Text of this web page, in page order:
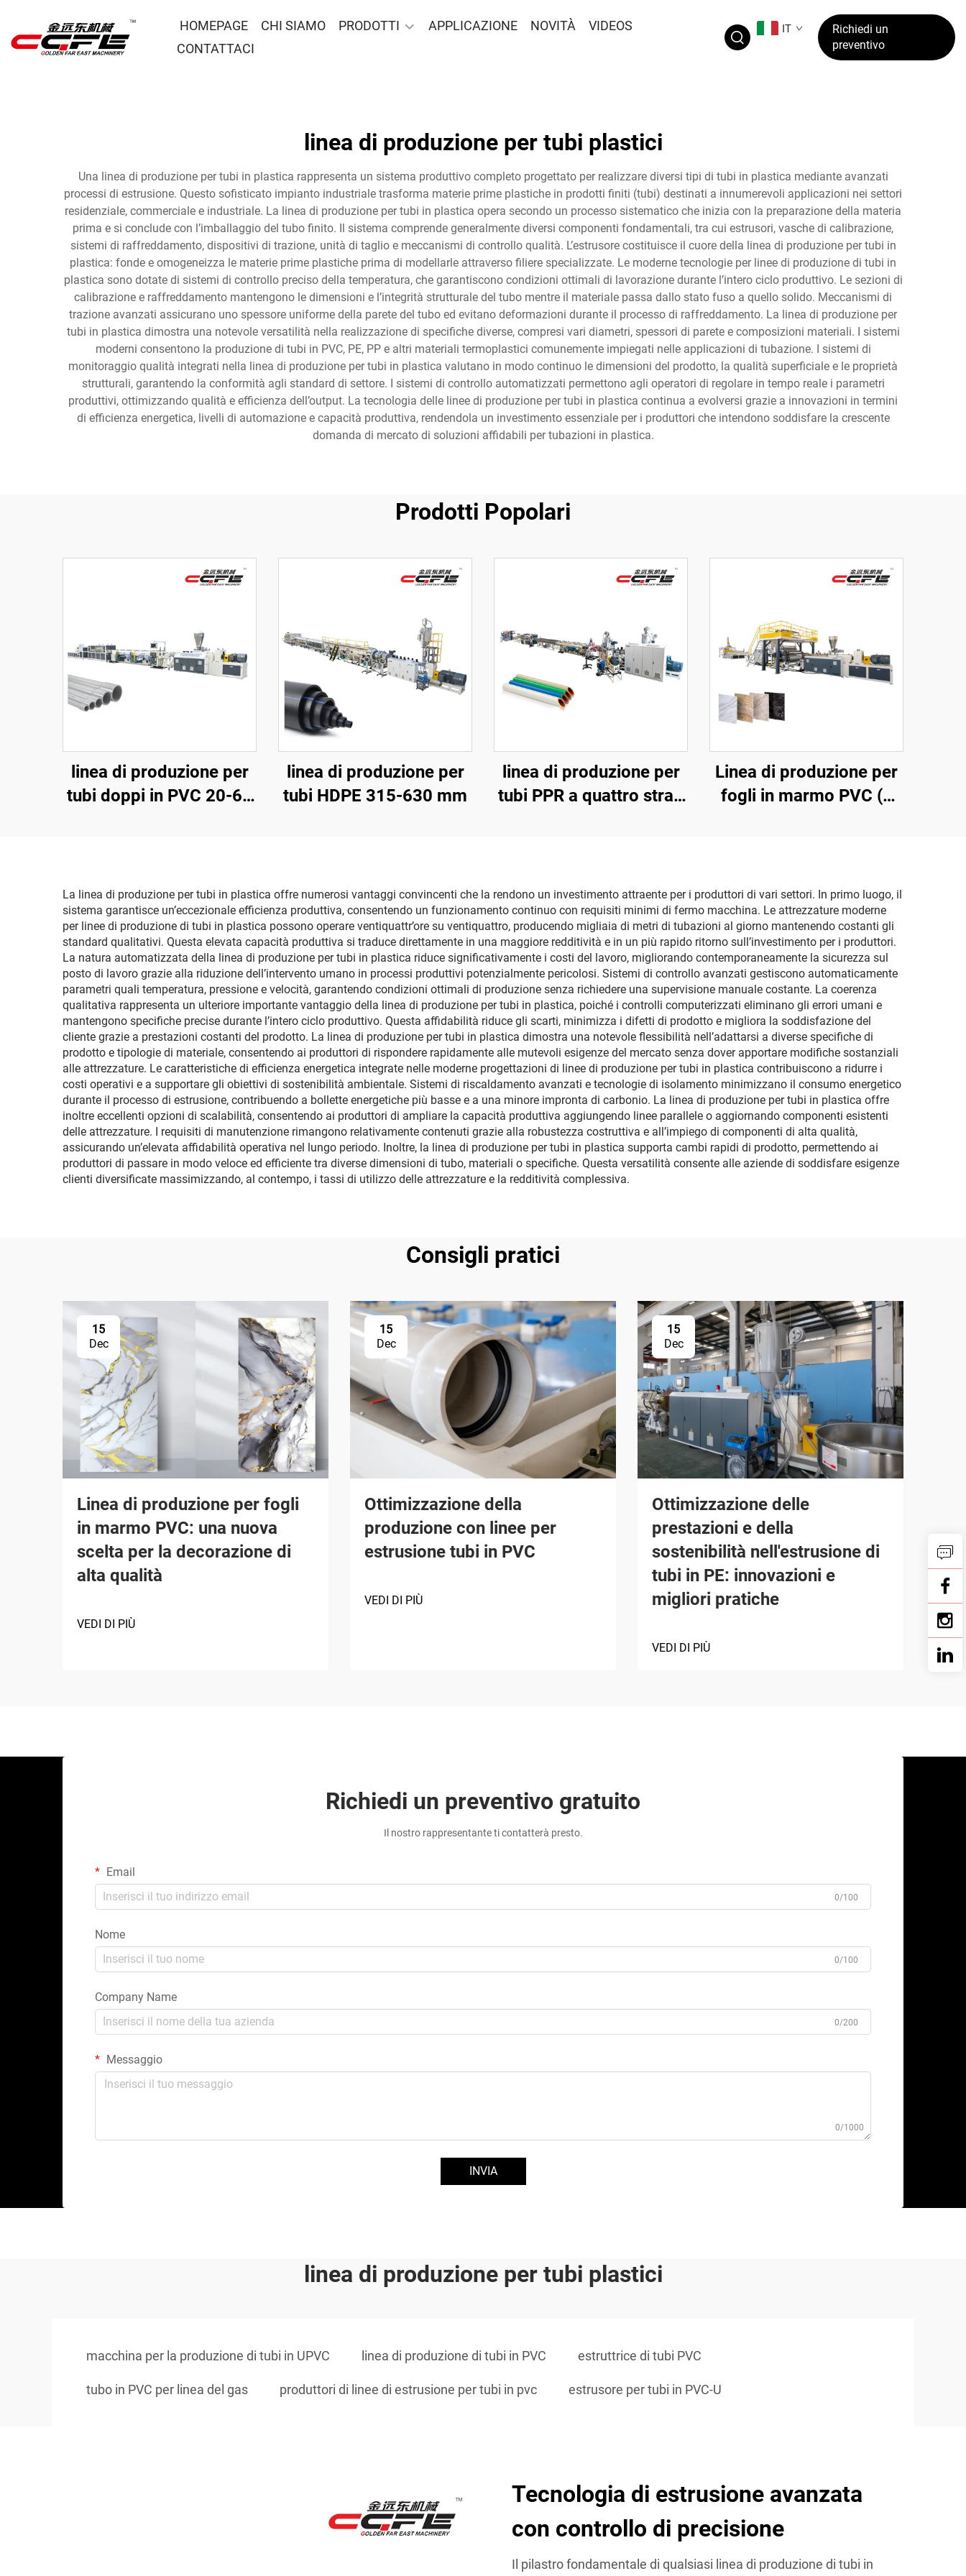
HOMEPAGE CHI SIAMO PRODOTTI APPLICAZIONE NOVITÀ
VIDEOS
CONTATTACI
IT
Richiedi un
preventivo
linea di produzione per tubi plastici
Una linea di produzione per tubi in plastica rappresenta un sistema produttivo completo progettato per realizzare diversi tipi di tubi in plastica mediante avanzati
processi di estrusione. Questo sofisticato impianto industriale trasforma materie prime plastiche in prodotti finiti (tubi) destinati a innumerevoli applicazioni nei settori
residenziale, commerciale e industriale. La linea di produzione per tubi in plastica opera secondo un processo sistematico che inizia con la preparazione della materia
prima e si conclude con l’imballaggio del tubo finito. Il sistema comprende generalmente diversi componenti fondamentali, tra cui estrusori, vasche di calibrazione,
sistemi di raffreddamento, dispositivi di trazione, unità di taglio e meccanismi di controllo qualità. L’estrusore costituisce il cuore della linea di produzione per tubi in
plastica: fonde e omogeneizza le materie prime plastiche prima di modellarle attraverso filiere specializzate. Le moderne tecnologie per linee di produzione di tubi in
plastica sono dotate di sistemi di controllo preciso della temperatura, che garantiscono condizioni ottimali di lavorazione durante l’intero ciclo produttivo. Le sezioni di
calibrazione e raffreddamento mantengono le dimensioni e l’integrità strutturale del tubo mentre il materiale passa dallo stato fuso a quello solido. Meccanismi di
trazione avanzati assicurano uno spessore uniforme della parete del tubo ed evitano deformazioni durante il processo di raffreddamento. La linea di produzione per
tubi in plastica dimostra una notevole versatilità nella realizzazione di specifiche diverse, compresi vari diametri, spessori di parete e composizioni materiali. I sistemi
moderni consentono la produzione di tubi in PVC, PE, PP e altri materiali termoplastici comunemente impiegati nelle applicazioni di tubazione. I sistemi di
monitoraggio qualità integrati nella linea di produzione per tubi in plastica valutano in modo continuo le dimensioni del prodotto, la qualità superficiale e le proprietà
strutturali, garantendo la conformità agli standard di settore. I sistemi di controllo automatizzati permettono agli operatori di regolare in tempo reale i parametri
produttivi, ottimizzando qualità e efficienza dell’output. La tecnologia delle linee di produzione per tubi in plastica continua a evolversi grazie a innovazioni in termini
di efficienza energetica, livelli di automazione e capacità produttiva, rendendola un investimento essenziale per i produttori che intendono soddisfare la crescente
domanda di mercato di soluzioni affidabili per tubazioni in plastica.
Prodotti Popolari
linea di produzione per
tubi doppi in PVC 20-63
linea di produzione per
tubi HDPE 315-630 mm
linea di produzione per
tubi PPR a quattro strati
Linea di produzione per
fogli in marmo PVC (4
La linea di produzione per tubi in plastica offre numerosi vantaggi convincenti che la rendono un investimento attraente per i produttori di vari settori. In primo luogo, il
sistema garantisce un’eccezionale efficienza produttiva, consentendo un funzionamento continuo con requisiti minimi di fermo macchina. Le attrezzature moderne
per linee di produzione di tubi in plastica possono operare ventiquattr’ore su ventiquattro, producendo migliaia di metri di tubazioni al giorno mantenendo costanti gli
standard qualitativi. Questa elevata capacità produttiva si traduce direttamente in una maggiore redditività e in un più rapido ritorno sull’investimento per i produttori.
La natura automatizzata della linea di produzione per tubi in plastica riduce significativamente i costi del lavoro, migliorando contemporaneamente la sicurezza sul
posto di lavoro grazie alla riduzione dell’intervento umano in processi produttivi potenzialmente pericolosi. Sistemi di controllo avanzati gestiscono automaticamente
parametri quali temperatura, pressione e velocità, garantendo condizioni ottimali di produzione senza richiedere una supervisione manuale costante. La coerenza
qualitativa rappresenta un ulteriore importante vantaggio della linea di produzione per tubi in plastica, poiché i controlli computerizzati eliminano gli errori umani e
mantengono specifiche precise durante l’intero ciclo produttivo. Questa affidabilità riduce gli scarti, minimizza i difetti di prodotto e migliora la soddisfazione del
cliente grazie a prestazioni costanti del prodotto. La linea di produzione per tubi in plastica dimostra una notevole flessibilità nell’adattarsi a diverse specifiche di
prodotto e tipologie di materiale, consentendo ai produttori di rispondere rapidamente alle mutevoli esigenze del mercato senza dover apportare modifiche sostanziali
alle attrezzature. Le caratteristiche di efficienza energetica integrate nelle moderne progettazioni di linee di produzione per tubi in plastica contribuiscono a ridurre i
costi operativi e a supportare gli obiettivi di sostenibilità ambientale. Sistemi di riscaldamento avanzati e tecnologie di isolamento minimizzano il consumo energetico
durante il processo di estrusione, contribuendo a bollette energetiche più basse e a una minore impronta di carbonio. La linea di produzione per tubi in plastica offre
inoltre eccellenti opzioni di scalabilità, consentendo ai produttori di ampliare la capacità produttiva aggiungendo linee parallele o aggiornando componenti esistenti
delle attrezzature. I requisiti di manutenzione rimangono relativamente contenuti grazie alla robustezza costruttiva e all’impiego di componenti di alta qualità,
assicurando un’elevata affidabilità operativa nel lungo periodo. Inoltre, la linea di produzione per tubi in plastica supporta cambi rapidi di prodotto, permettendo ai
produttori di passare in modo veloce ed efficiente tra diverse dimensioni di tubo, materiali o specifiche. Questa versatilità consente alle aziende di soddisfare esigenze
clienti diversificate massimizzando, al contempo, i tassi di utilizzo delle attrezzature e la redditività complessiva.
Consigli pratici
15
Dec
Linea di produzione per fogli
in marmo PVC: una nuova
scelta per la decorazione di
alta qualità
VEDI DI PIÙ
15
Dec
Ottimizzazione della
produzione con linee per
estrusione tubi in PVC
VEDI DI PIÙ
15
Dec
Ottimizzazione delle
prestazioni e della
sostenibilità nell'estrusione di
tubi in PE: innovazioni e
migliori pratiche
VEDI DI PIÙ
Richiedi un preventivo gratuito
Il nostro rappresentante ti contatterà presto.
Email
0/100
Nome
0/100
Company Name
0/200
Messaggio
0/1000
INVIA
linea di produzione per tubi plastici
macchina per la produzione di tubi in UPVC linea di produzione di tubi in PVC estruttrice di tubi PVC
tubo in PVC per linea del gas produttori di linee di estrusione per tubi in pvc estrusore per tubi in PVC-U
Tecnologia di estrusione avanzata
con controllo di precisione
Il pilastro fondamentale di qualsiasi linea di produzione di tubi in